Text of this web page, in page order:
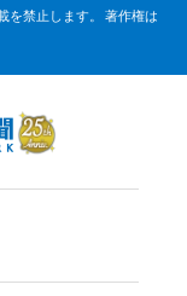
を禁止します。 著作権は